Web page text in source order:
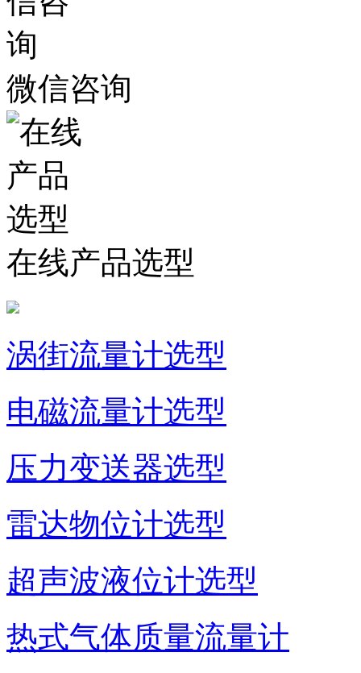
微信咨询
在线产品选型
涡街流量计选型
电磁流量计选型
压力变送器选型
雷达物位计选型
超声波液位计选型
热式气体质量流量计